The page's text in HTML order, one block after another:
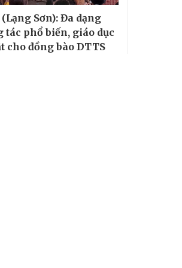
Sơn): Đa dạng
tác phổ biến, giáo dục
cho đồng bào DTTS